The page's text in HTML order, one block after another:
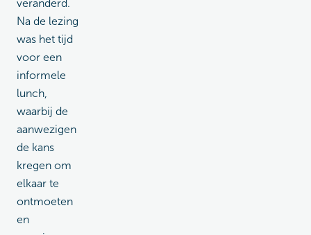
veranderd.
Na de lezing
was het tijd
voor een
informele
lunch,
waarbij de
aanwezigen
de kans
kregen om
elkaar te
ontmoeten
en